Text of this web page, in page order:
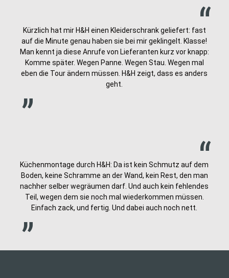
„
Kürzlich hat mir H&H einen Kleiderschrank geliefert: fast
auf die Minute genau haben sie bei mir geklingelt. Klasse!
Man kennt ja diese Anrufe von Lieferanten kurz vor knapp:
Komme später. Wegen Panne. Wegen Stau. Wegen mal
eben die Tour ändern müssen. H&H zeigt, dass es anders
geht.
„
„
Küchenmontage durch H&H: Da ist kein Schmutz auf dem
Boden, keine Schramme an der Wand, kein Rest, den man
nachher selber wegräumen darf. Und auch kein fehlendes
Teil, wegen dem sie noch mal wiederkommen müssen.
Einfach zack, und fertig. Und dabei auch noch nett.
„